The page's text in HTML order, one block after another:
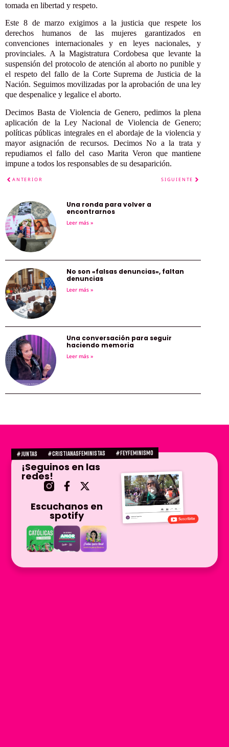
tomada en libertad y respeto.
Este 8 de marzo exigimos a la justicia que respete los
derechos humanos de las mujeres garantizados en
convenciones internacionales y en leyes nacionales, y
provinciales. A la Magistratura Cordobesa que levante la
suspensión del protocolo de atención al aborto no punible y
el respeto del fallo de la Corte Suprema de Justicia de la
Nación. Seguimos movilizadas por la aprobación de una ley
que despenalice y legalice el aborto.
Decimos Basta de Violencia de Genero, pedimos la plena
aplicación de la Ley Nacional de Violencia de Genero;
políticas públicas integrales en el abordaje de la violencia y
mayor asignación de recursos. Decimos No a la trata y
repudiamos el fallo del caso Marita Veron que mantiene
impune a todos los responsables de su desaparición.
ANTERIOR SIGUIENTE
Una ronda para volver a
encontrarnos
Leer más »
No son «falsas denuncias», faltan
denuncias
Leer más »
Una conversación para seguir
haciendo memoria
Leer más »
#juntas #CRISTIANASFEMINISTAS #FEYFEMINISMO
¡Seguinos en las
redes!
Escuchanos en
spotify